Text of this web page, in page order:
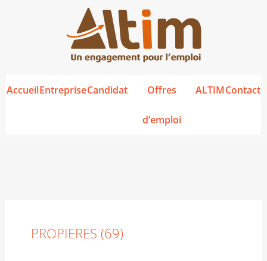
AccueilEntrepriseCandidat Offres
d’emploi
ALTIMContact
PROPIERES (69)